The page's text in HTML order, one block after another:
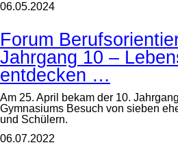
06.05.2024
Forum
Jahrgang 10 –
entdecken …
Am 25. April bekam der 10.
Gymnasiums Besuch von sieben
und Schülern.
06.07.2022